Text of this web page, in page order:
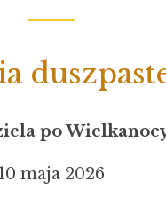
po
10 maja 2026